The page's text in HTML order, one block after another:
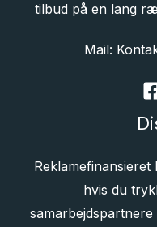
tilbud på en lang
Mail:
Reklamefinansieret
hvis du